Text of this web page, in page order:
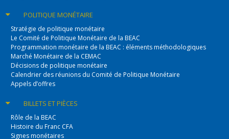
POLITIQUEMONÉTAIRE
Stratégie de politique monétaire
Le Comité de Politique Monétaire de la BEAC
Programmation monétaire de la BEAC : éléments méthodologiques
Marché Monétaire de la CEMAC
Décisions de politique monétaire
Calendrier des réunions du Comité de Politique Monétaire
Appels d’offres
BILLETSET PIÈCES
Rôle de la BEAC
Histoire du Franc CFA
Signes monétaires